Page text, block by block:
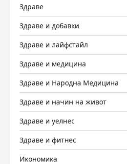
Здраве
Здраве и добавки
Здраве и лайфстайл
Здраве и медицина
Здраве и Народна Медицина
Здраве и начин на живот
Здраве и уелнес
Здраве и фитнес
Икономика